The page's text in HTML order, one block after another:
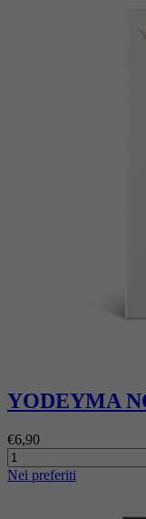
YODEYMA
€6,90
Nei preferiti